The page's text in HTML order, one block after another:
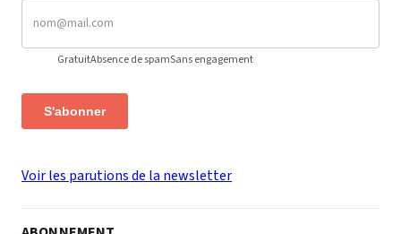
GratuitAbsence de spamSans engagement
S'abonner
Voir les parutions de la newsletter